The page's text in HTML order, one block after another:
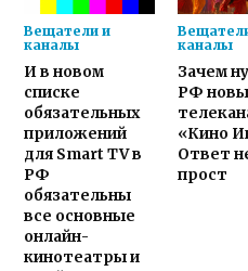
Вещатели и
каналы
И в новом
списке
обязательных
приложений
для Smart TV в
РФ
обязательны
все основные
онлайн-
кинотеатры и
каналы
Зачем
РФ
«Кино
Ответ
прост